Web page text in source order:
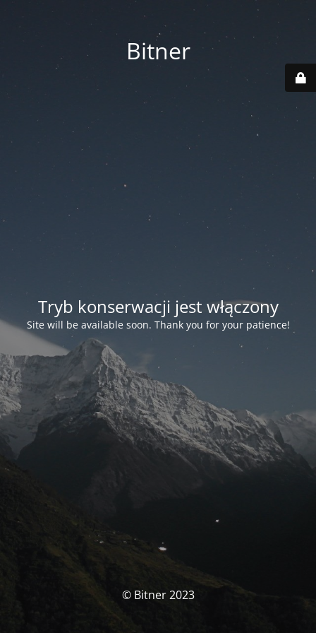
Bitner
Tryb konserwacji jest włączony
Site will be available soon. Thank you for your patience!
© Bitner 2023